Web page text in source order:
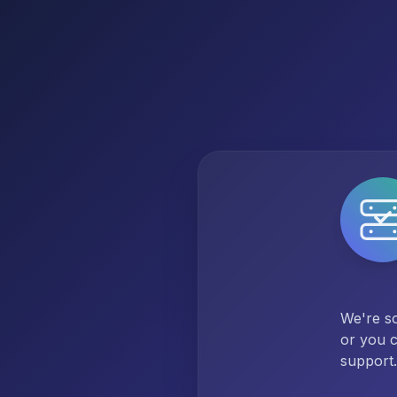
We're
or you
support.